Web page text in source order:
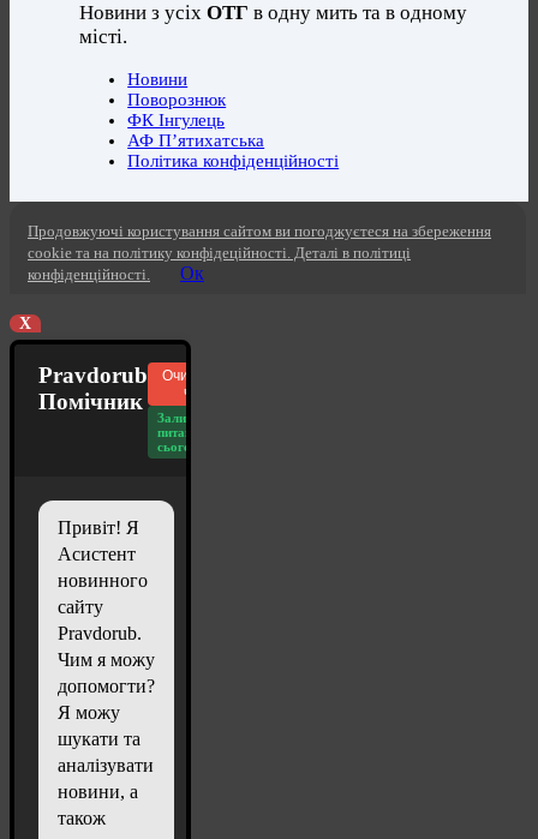
Новини з усіхОТГ в одну мить та в одному
місті.
Новини
Поворознюк
ФК Інгулець
АФ П’ятихатська
Політика конфіденційності
Продовжуючі користування сайтом ви погоджуєтеся на збереження
cookie та на політику конфідеційності. Деталі в політиці
конфіденційності.
Ок
X
Pravdorub
Помічник
Очистити
чат
Залишилось
питань
сьогодні: 20
Привіт! Я
Асистент
новинного
сайту
Pravdorub.
Чим я можу
допомогти?
Я можу
шукати та
аналізувати
новини, а
також